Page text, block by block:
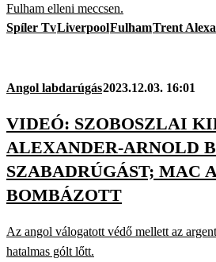
Fulham elleni meccsen.
Spíler TvLiverpoolFulhamTrent
Angol labdarúgás2023.12.03. 16:01
VIDEÓ: SZOBOSZLAI
ALEXANDER-ARNOLD
SZABADRÚGÁST; MAC
BOMBÁZOTT
Az angol válogatott védő mellett az
hatalmas gólt lőtt.